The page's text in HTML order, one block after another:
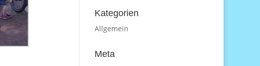
Kategorien
Allgemein
Meta